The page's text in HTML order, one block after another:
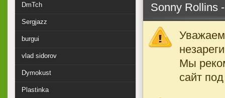
Sonny Rollins
Мы
сайт
DmTch
Sergjazz
burgui
vlad sidorov
Dymokust
Plastinka